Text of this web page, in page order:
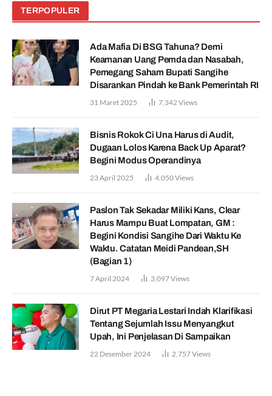
TERPOPULER
Ada Mafia Di BSG Tahuna? Demi
Keamanan Uang Pemda dan Nasabah,
Pemegang Saham Bupati Sangihe
Disarankan Pindah ke Bank Pemerintah RI
31 Maret 2025 7,342 Views
Bisnis Rokok Ci Una Harus di Audit,
Dugaan Lolos Karena Back Up Aparat?
Begini Modus Operandinya
23 April 2025 4,050Views
Paslon Tak Sekadar Miliki Kans, Clear
Harus Mampu Buat Lompatan, GM :
Begini Kondisi Sangihe Dari Waktu Ke
Waktu. Catatan Meidi Pandean,SH
(Bagian 1)
7 April 2024 3,097Views
Dirut PT Megaria Lestari Indah Klarifikasi
Tentang Sejumlah Issu Menyangkut
Upah, Ini Penjelasan Di Sampaikan
22 Desember 2024 2,757Views